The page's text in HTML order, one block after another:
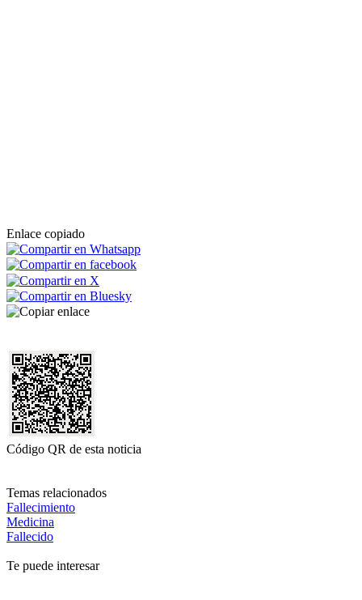
Enlace copiado
Código QR de esta noticia
Temas relacionados
Fallecimiento
Medicina
Fallecido
Te puede interesar